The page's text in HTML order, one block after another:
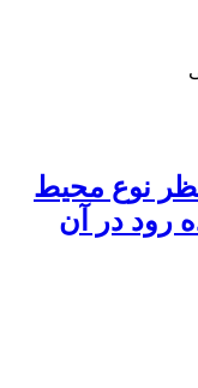
نوع محیط
رود در آن